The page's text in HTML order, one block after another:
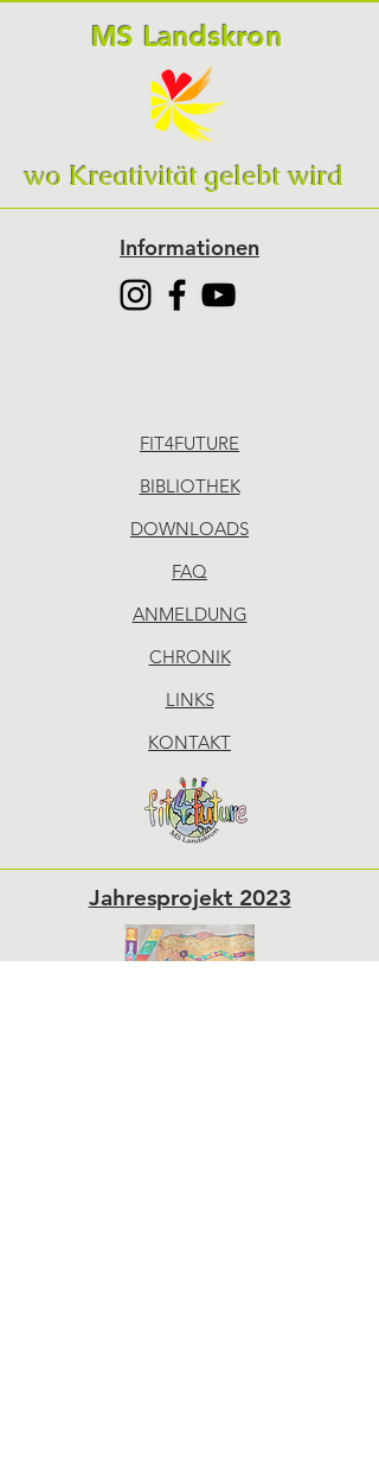
MS Landskron
wo Kreativität gelebt wird
Informationen
FIT4FUTURE
BIBLIOTHEK
DOWNLOADS
FAQ
ANMELDUNG
CHRONIK
LINKS
KONTAKT
Jahresprojekt 2023